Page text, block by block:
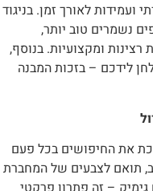
לאורך זמן. בניגוד
נשמרים טוב יותר,
ומקצועיות. בנוסף,
לידכם – בזכות המבנה
את החיפושים בכל פעם
תואם לצבעים של המחברת